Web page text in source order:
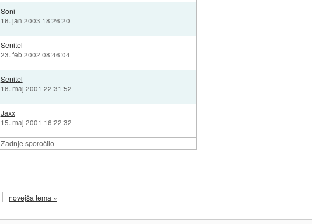
Zadnje sporočilo
Soni
16. jan 2003 18:26:20
Senitel
23. feb 2002 08:46:04
Senitel
16. maj 2001 22:31:52
Jaxx
15. maj 2001 16:22:32
novejša tema »